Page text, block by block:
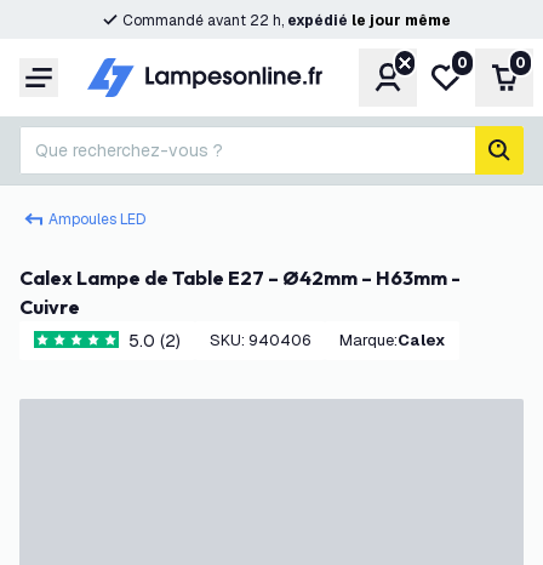
Commandé avant 22 h, expédié le jour même
Menu CompteMa liste de
0 0
Que recherchez-vous ?
Ampoules LED
Calex Lampe de Table E27 – Ø42mm – H63mm -
Cuivre
5 étoiles de notation
5.0 (2) SKU: 940406 Marque: Calex